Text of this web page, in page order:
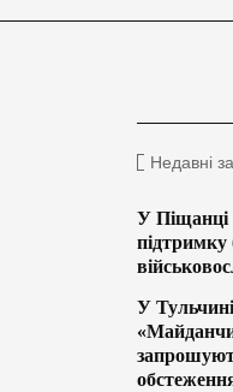
Недавні
У Піщанці
підтримку
У